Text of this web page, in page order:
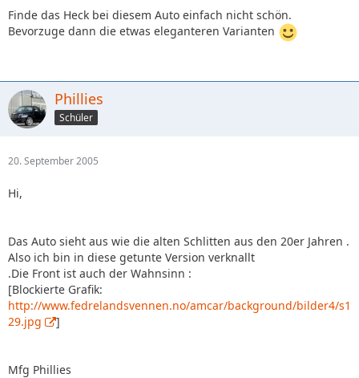
Finde das Heck bei diesem Auto einfach nicht schön.
Bevorzuge dann die etwas eleganteren Varianten
Phillies
Schüler
20. September 2005
Hi,
Das Auto sieht aus wie die alten Schlitten aus den 20er Jahren .
Also ich bin in diese getunte Version verknallt
.Die Front ist auch der Wahnsinn :
[Blockierte Grafik:
http://www.fedrelandsvennen.no/amcar/background/bilder4/s1
29.jpg
]
Mfg Phillies